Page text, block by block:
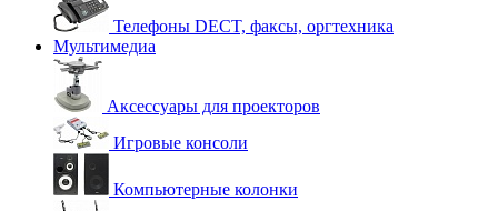
Телефоны DECT, факсы, оргтехника
Мультимедиа
Аксессуары для проекторов
Игровые консоли
Компьютерные колонки